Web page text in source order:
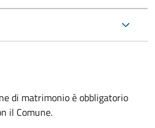
di matrimonio è obbligatorio
il Comune.